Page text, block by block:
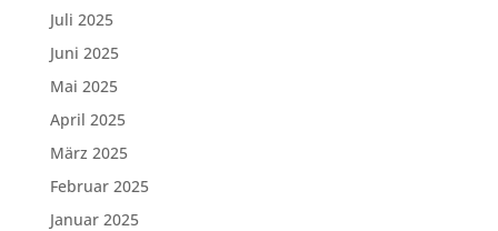
Juli 2025
Juni 2025
Mai 2025
April 2025
März 2025
Februar 2025
Januar 2025